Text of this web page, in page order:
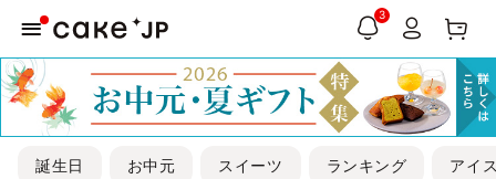
3
誕生日 お中元 スイーツ ランキング アイ